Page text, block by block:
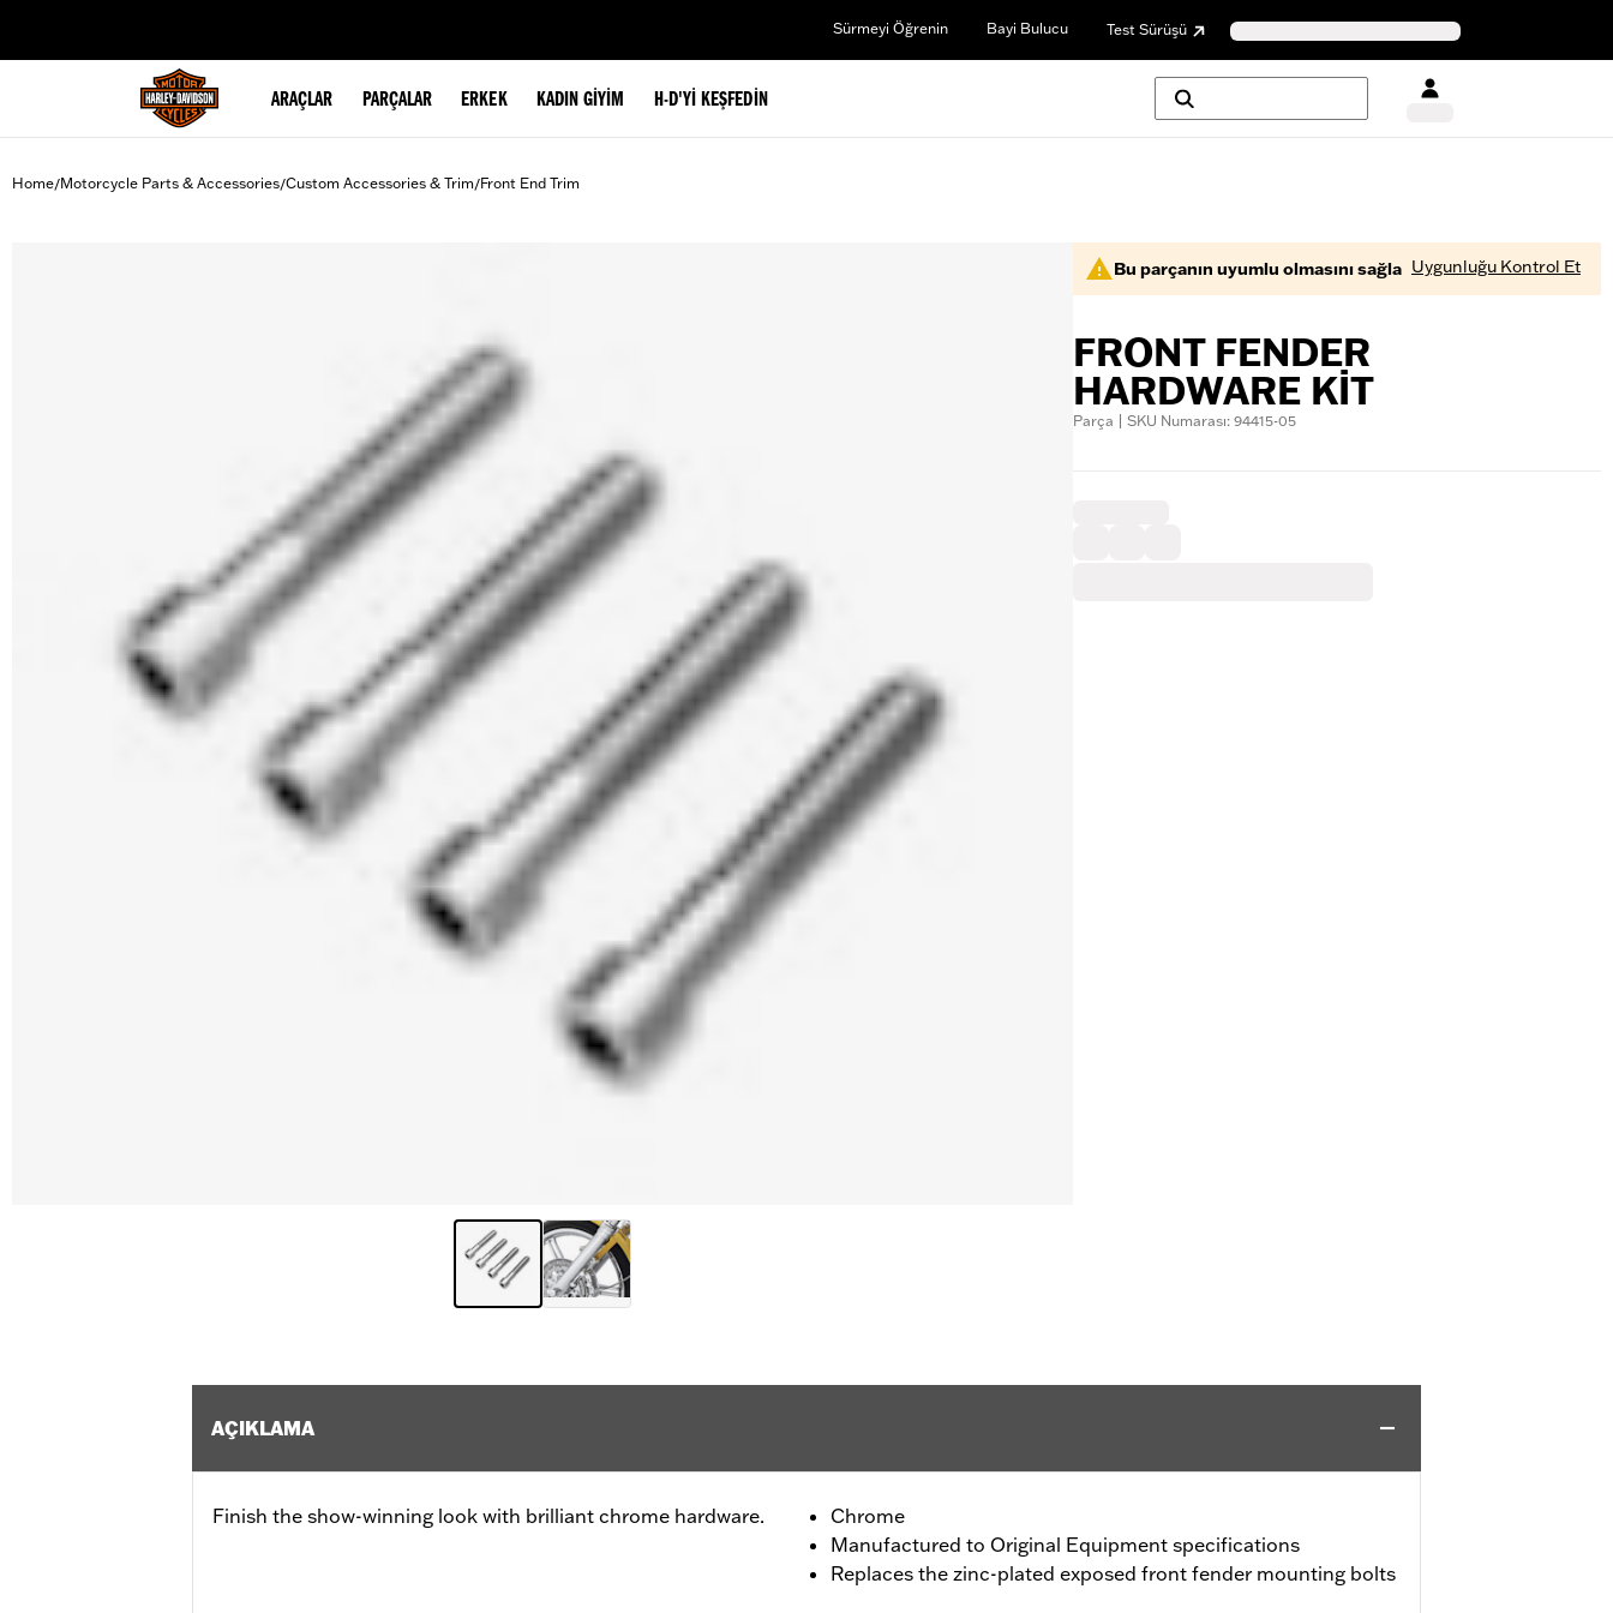
Sürmeyi Öğrenin Bayi Bulucu Test Sürüşü
ARAÇLAR PARÇALAR ERKEK KADIN GIYIM H-D'YI KEŞFEDIN
Home/Motorcycle Parts & Accessories/Custom Accessories & Trim/Front End Trim
Bu parçanın uyumlu olmasını sağla Uygunluğu Kontrol Et
FRONT FENDER
HARDWARE KIT
Parça | SKU Numarası: 94415-05
AÇIKLAMA
Finish the show-winning look with brilliant chrome hardware.
Chrome
Manufactured to Original Equipment specifications
Replaces the zinc-plated exposed front fender mounting bolts